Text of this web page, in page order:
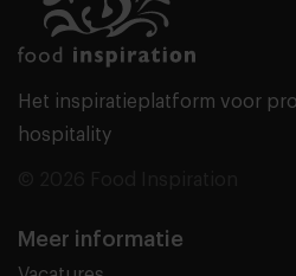
Het inspiratieplatform voor
hospitality
Meer informatie